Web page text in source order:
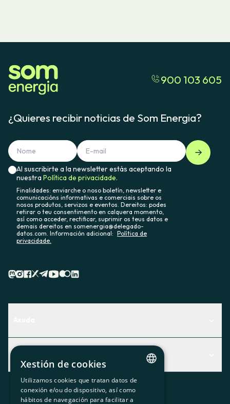
900 103 605
¿Quieres recibir noticias de Som Energia?
Al suscribirte a la newsletter estás aceptando la
nuestraPolítica de privacidade.
Finalidades: enviarche o noso boletín, newsletter e
comunicacións informativas e comerciais sobre os
nosos produtos, servizos e eventos. Dereitos: podes
retirar o teu consentimento en calquera momento,
así como acceder, rectificar, suprimir os teus datos e
demais dereitos en somenergia@delegado-
datos.com. Información adicional: Política de
privacidade.
Descubre qué servicio te encaja mejor
Contacto
Actualidad
O recuncho da socia
CATALAN
SPANISH
Xestión de cookies
Utilizamos cookies que tratan datos de
conexión e/ou do dispositivo, así como
hábitos de navegación para facilitar a